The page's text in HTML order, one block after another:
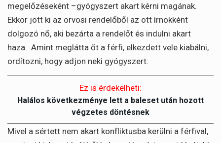
megelőzéseként –gyógyszert akart kérni magának.
Ekkor jött ki az orvosi rendelőből az ott írnokként
dolgozó nő, aki bezárta a rendelőt és indulni akart
haza. Amint meglátta őt a férfi, elkezdett vele kiabálni,
ordítozni, hogy adjon neki gyógyszert.
Ez is érdekelheti:
Halálos következménye lett a baleset után hozott
végzetes döntésnek
Mivel a sértett nem akart konfliktusba kerülni a férfival,